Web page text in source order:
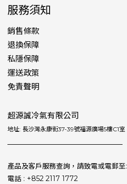
服務須知
銷售條款
退換保障
私隱保障
運送政策
免責聲明
超源誠冷氣有限公司
地址: 長沙灣永康街37-39號福源廣場5樓C1室
產品及客戶服務查詢，請致電或電郵至:
電話 : +852 2117 1772